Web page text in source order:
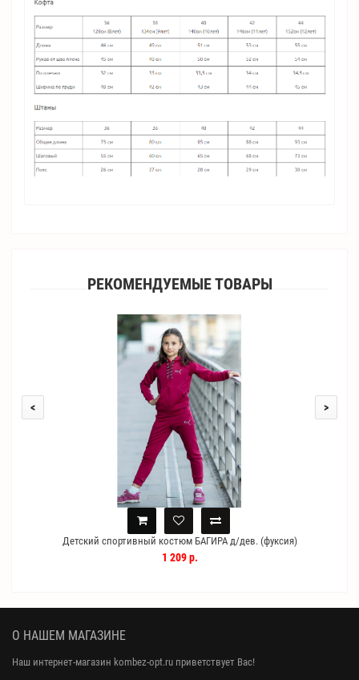
РЕКОМЕНДУЕМЫЕ ТОВАРЫ
Детский спортивный костюм БАГИРА д/дев. (фуксия)
1 209 р.
< >
О НАШЕМ МАГАЗИНЕ
Наш интернет-магазин kombez-opt.ru приветствует Вас!